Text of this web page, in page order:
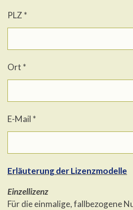
PLZ *
Ort *
E-Mail *
Erläuterung der Lizenzmodelle
Einzellizenz
Für die einmalige, fallbezogene